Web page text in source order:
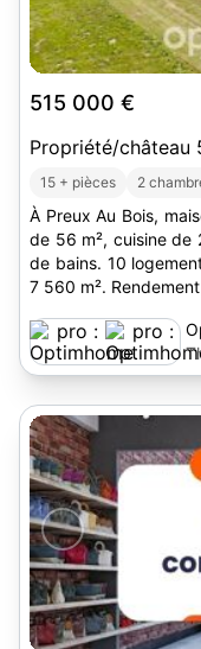
515 000 €
Propriété/château
15 + pièces 2
À Preux Au Bois,
de 56 m², cuisine de
de bains. 10
7 560 m².